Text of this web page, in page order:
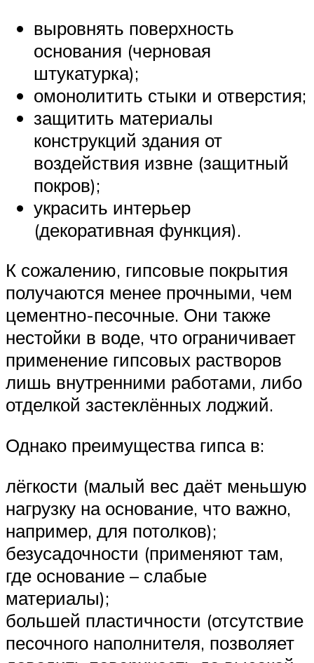
выровнять поверхность
основания (черновая
штукатурка);
омонолитить стыки и отверстия;
защитить материалы
конструкций здания от
воздействия извне (защитный
покров);
украсить интерьер
(декоративная функция).
К сожалению, гипсовые покрытия
получаются менее прочными, чем
цементно-песочные. Они также
нестойки в воде, что ограничивает
применение гипсовых растворов
лишь внутренними работами, либо
отделкой застеклённых лоджий.
Однако преимущества гипса в:
лёгкости (малый вес даёт меньшую
нагрузку на основание, что важно,
например, для потолков);
безусадочности (применяют там,
где основание – слабые
материалы);
большей пластичности (отсутствие
песочного наполнителя, позволяет